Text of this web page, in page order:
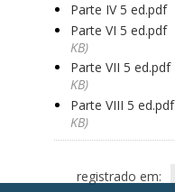
Parte IV 5 ed.pdf
Parte VI 5 ed.pdf
KB)
Parte VII 5 ed.pdf
KB)
Parte VIII 5 ed.pdf
KB)
registrado em: